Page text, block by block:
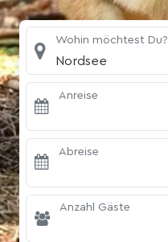
Wohin möchtest Du?
Nordsee
Anreise
Abreise
Anzahl Gäste